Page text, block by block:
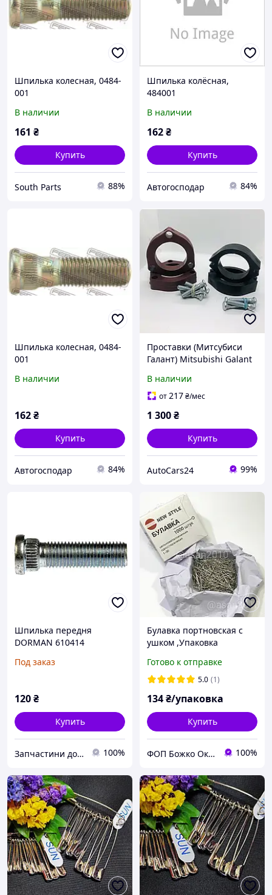
Шпилька колесная, 0484-
001
В наличии
161 ₴
Купить
South Parts 88%
Шпилька колёсная,
484001
В наличии
162₴
Купить
Автогосподар 84%
Шпилька колесная, 0484-
001
В наличии
162₴
Купить
Автогосподар 84%
Проставки (Митсубиси
Галант) Mitsubishi Galant
полиуретан
В наличии
от217₴/мес
1 300₴
Купить
AutoCars24 99%
Шпилька передня
DORMAN 610414
Outlander, Galant, Eclipse
Под заказ
120₴
Купить
Запчастини до американських автомобілів 100%
Булавка портновская с
ушком ,Упаковка
Готово к отправке
5.0 (1)
134₴/упаковка
Купить
ФОП Божко Оксана Александровна, ASAN - Все для штор и шитья, декоративные канаты. 100%